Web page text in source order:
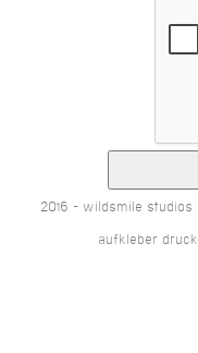
2016 - wildsmile
aufkleber